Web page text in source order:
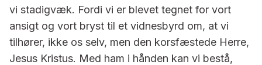
vi stadigvæk. Fordi vi er blevet tegnet for vort
ansigt og vort bryst til et vidnesbyrd om, at vi
tilhører, ikke os selv, men den korsfæstede Herre,
Jesus Kristus. Med ham i hånden kan vi bestå,